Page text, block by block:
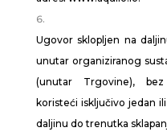
Ugovor sklopljen na
unutar organiziranog
(unutar Trgovine),
koristeći isključivo jedan
daljinu do trenutka